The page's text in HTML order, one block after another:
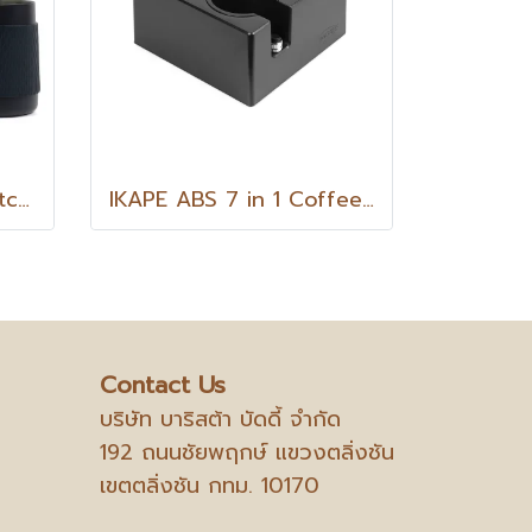
IKAPE Milk Frothing Pitcher-V3 พิชเชอร์ ไม่มีหูจับ V3 ขนาด 500 ml. (1ใบ) IKAPE ABS 7 in 1 Coffee Tool Organiser
Contact Us
บริษัท บาริสต้า บัดดี้ จำกัด
192 ถนนชัยพฤกษ์ แขวงตลิ่งชัน
เขตตลิ่งชัน กทม. 10170